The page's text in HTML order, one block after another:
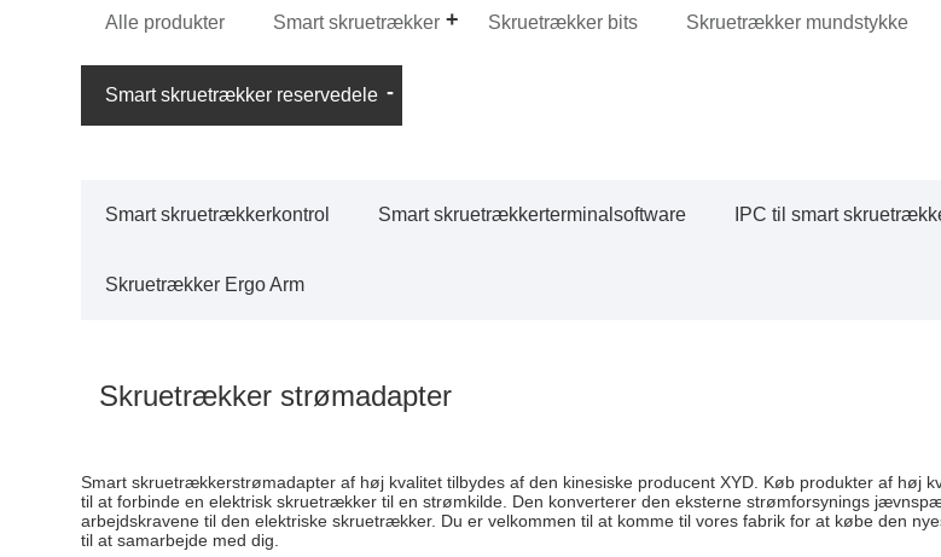
Alle produkter Smart skruetrækker Skruetrækker bits Skruetrækker mundstykke
Smart skruetrækker reservedele
Smart skruetrækkerkontrol Smart skruetrækkerterminalsoftware IPC til smart
Skruetrækker Ergo Arm
Skruetrækker strømadapter
Smart skruetrækkerstrømadapter af høj kvalitet tilbydes af den kinesiske producent XYD. Køb produkter af høj
til at forbinde en elektrisk skruetrækker til en strømkilde. Den konverterer den eksterne strømforsynings
arbejdskravene til den elektriske skruetrækker. Du er velkommen til at komme til vores fabrik for at købe den
til at samarbejde med dig.